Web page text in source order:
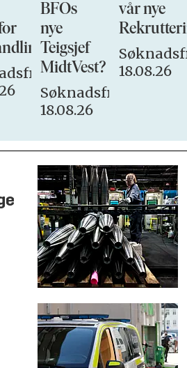
BFOs
nye
Teigsjef
MidtVest?
Søknadsfrist:
18.08.26
vår nye
18.08.26